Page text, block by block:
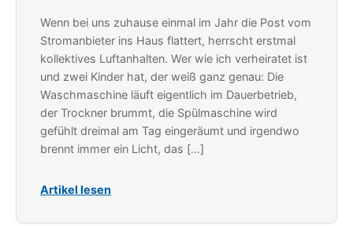
Wenn bei uns zuhause einmal im Jahr die Post vom
Stromanbieter ins Haus flattert, herrscht erstmal
kollektives Luftanhalten. Wer wie ich verheiratet ist
und zwei Kinder hat, der weiß ganz genau: Die
Waschmaschine läuft eigentlich im Dauerbetrieb,
der Trockner brummt, die Spülmaschine wird
gefühlt dreimal am Tag eingeräumt und irgendwo
brennt immer ein Licht, das […]
Artikel lesen